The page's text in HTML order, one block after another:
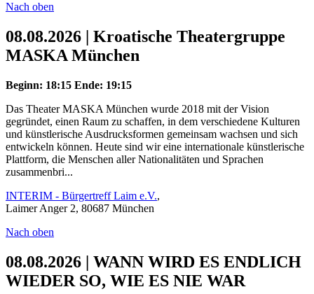
Nach oben
08.08.2026 | Kroatische Theatergruppe
MASKA München
Beginn: 18:15 Ende: 19:15
Das Theater MASKA München wurde 2018 mit der Vision
gegründet, einen Raum zu schaffen, in dem verschiedene Kulturen
und künstlerische Ausdrucksformen gemeinsam wachsen und sich
entwickeln können. Heute sind wir eine internationale künstlerische
Plattform, die Menschen aller Nationalitäten und Sprachen
zusammenbri...
INTERIM - Bürgertreff Laim e.V.,
Laimer Anger 2, 80687 München
Nach oben
08.08.2026 | WANN WIRD ES ENDLICH
WIEDER SO, WIE ES NIE WAR